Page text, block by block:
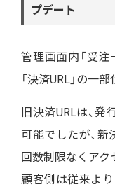
プデート
管理画面内「受
「決済URL」の一
旧決済URLは、
可能でしたが、
回数制限なくアク
顧客側は従来よ